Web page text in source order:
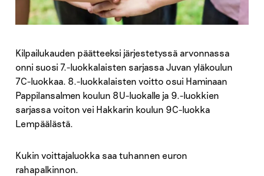
Kilpailukauden päätteeksi järjestetyssä arvonnassa
onni suosi 7.-luokkalaisten sarjassa Juvan yläkoulun
7C-luokkaa. 8.-luokkalaisten voitto osui Haminaan
Pappilansalmen koulun 8U-luokalle ja 9.-luokkien
sarjassa voiton vei Hakkarin koulun 9C-luokka
Lempäälästä.
Kukin voittajaluokka saa tuhannen euron
rahapalkinnon.